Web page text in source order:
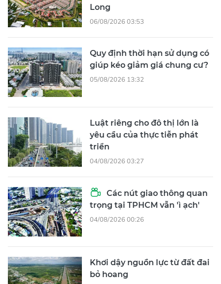
Long
06/08/2026 03:53
Quy định thời hạn sử dụng có
giúp kéo giảm giá chung cư?
05/08/2026 13:32
Luật riêng cho đô thị lớn là
yêu cầu của thực tiễn phát
triển
04/08/2026 03:27
Các nút giao thông quan
trọng tại TPHCM vẫn 'ì ạch'
04/08/2026 00:26
Khơi dậy nguồn lực từ đất đai
bỏ hoang